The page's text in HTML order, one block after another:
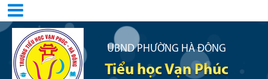
UBND PHƯỜNG HÀ ĐÔNG
Tiểu học Vạn Phúc